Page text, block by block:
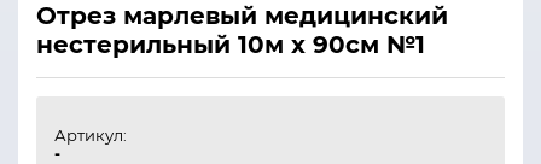
Отрез марлевый медицинский
нестерильный 10м х 90см №1
Артикул:
-